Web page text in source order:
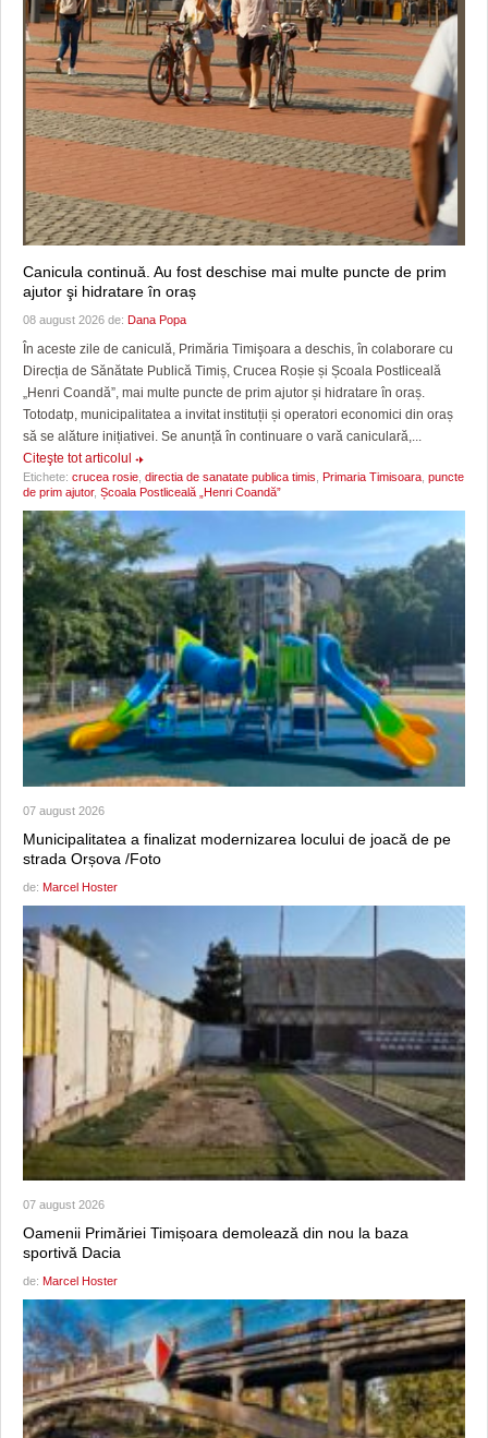
Canicula continuă. Au fost deschise mai multe puncte de prim
ajutor şi hidratare în oraș
08 august 2026 de: Dana Popa
În aceste zile de caniculă, Primăria Timişoara a deschis, în colaborare cu
Direcția de Sănătate Publică Timiș, Crucea Roșie și Școala Postliceală
„Henri Coandă”, mai multe puncte de prim ajutor și hidratare în oraș.
Totodatp, municipalitatea a invitat instituții și operatori economici din oraș
să se alăture inițiativei. Se anunță în continuare o vară caniculară,...
Citeşte tot articolul
Etichete: crucea rosie directia de sanatate publica timis Primaria Timisoara puncte
de prim ajutor, Școala Postliceală „Henri Coandă”
07 august 2026
Municipalitatea a finalizat modernizarea locului de joacă de pe
strada Orșova /Foto
de: Marcel Hoster
07 august 2026
Oamenii Primăriei Timișoara demolează din nou la baza
sportivă Dacia
de: Marcel Hoster